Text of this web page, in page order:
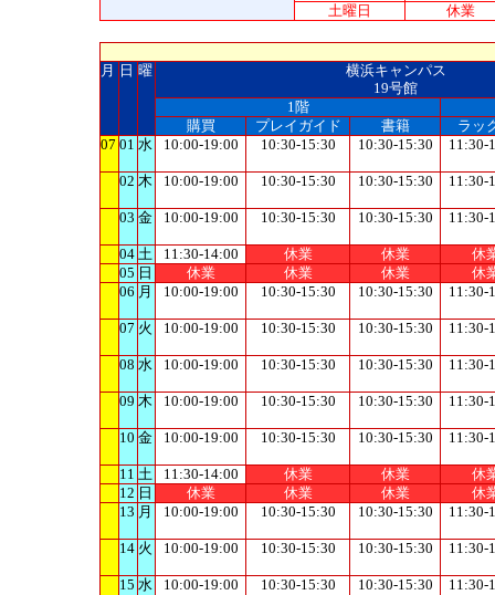
土曜日
休業
月 日 曜
横浜キャンパス
19号館
1階
購買
プレイガイド 書籍
ラッ
07 01 水 10:00-19:00 10:30-15:30 10:30-15:30 11:30-
02 木 10:00-19:00 10:30-15:30 10:30-15:30 11:30-
03 金 10:00-19:00 10:30-15:30 10:30-15:30 11:30-
04 土 11:30-14:00 休業 休業
休
05 日 休業 休業 休業
休
06 月 10:00-19:00 10:30-15:30 10:30-15:30 11:30-
07 火 10:00-19:00 10:30-15:30 10:30-15:30 11:30-
08 水 10:00-19:00 10:30-15:30 10:30-15:30 11:30-
09 木 10:00-19:00 10:30-15:30 10:30-15:30 11:30-
10 金 10:00-19:00 10:30-15:30 10:30-15:30 11:30-
11 土 11:30-14:00 休業 休業
休
12 日 休業 休業 休業
休
13 月 10:00-19:00 10:30-15:30 10:30-15:30 11:30-
14 火 10:00-19:00 10:30-15:30 10:30-15:30 11:30-
15 水 10:00-19:00 10:30-15:30 10:30-15:30 11:30-